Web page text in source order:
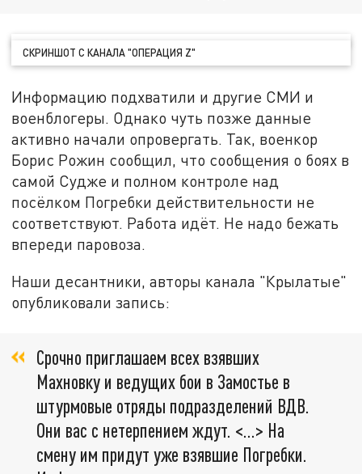
СКРИНШОТ С КАНАЛА "ОПЕРАЦИЯ Z"
Информацию подхватили и другие СМИ и
военблогеры. Однако чуть позже данные
активно начали опровергать. Так, военкор
Борис Рожин сообщил, что сообщения о боях в
самой Судже и полном контроле над
посёлком Погребки действительности не
соответствуют. Работа идёт. Не надо бежать
впереди паровоза.
Наши десантники, авторы канала "Крылатые"
опубликовали запись:
Срочно приглашаем всех взявших
Махновку и ведущих бои в Замостье в
штурмовые отряды подразделений ВДВ.
Они вас с нетерпением ждут. <…> На
смену им придут уже взявшие Погребки.